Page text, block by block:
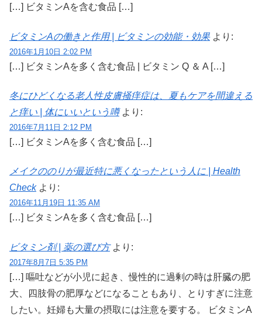
[…] ビタミンAを含む食品 […]
ビタミンAの働きと作用 | ビタミンの効能・効果 より:
2016年1月10日 2:02 PM
[…] ビタミンAを多く含む食品 | ビタミン Q ＆ A […]
冬にひどくなる老人性皮膚掻痒症は、夏もケアを間違える
と痒い | 体にいいという噂 より:
2016年7月11日 2:12 PM
[…] ビタミンAを多く含む食品 […]
メイクののりが最近特に悪くなったという人に | Health
Check より:
2016年11月19日 11:35 AM
[…] ビタミンAを多く含む食品 […]
ビタミン剤 | 薬の選び方 より:
2017年8月7日 5:35 PM
[…] 嘔吐などが小児に起き、慢性的に過剰の時は肝臓の肥
大、四肢骨の肥厚などになることもあり、とりすぎに注意
したい。妊婦も大量の摂取には注意を要する。 ビタミンA